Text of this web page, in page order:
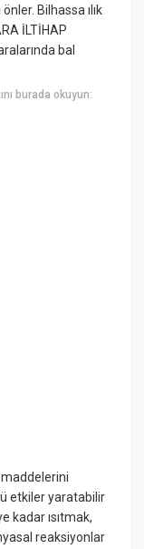
Bilhassa ılık
İLTİHAP
bal
burada okuyun:
maddelerini
etkiler yaratabilir
kadar ısıtmak,
reaksiyonlar